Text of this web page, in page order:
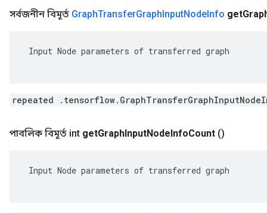
সর্বজনীন বিমূর্ত GraphTransferGraphInputNodeInfo get
Input Node parameters of transferred graph
repeated
পাবলিক বিমূর্ত int getGraphInputNodeInfoCount ()
Input Node parameters of transferred graph